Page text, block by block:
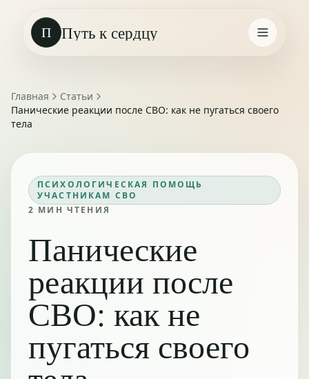
П Путь к сердцу
Главная
Статьи
Панические реакции после СВО: как не пугаться своего
тела
ПСИХОЛОГИЧЕСКАЯ ПОМОЩЬ
УЧАСТНИКАМ СВО
2 МИН ЧТЕНИЯ
Панические
реакции после
СВО: как не
пугаться своего